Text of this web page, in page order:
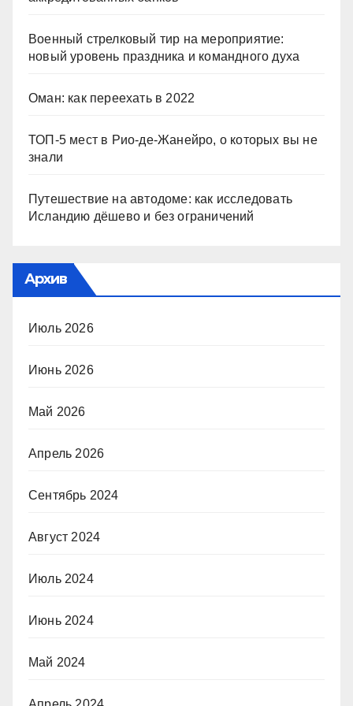
Военный стрелковый тир на мероприятие:
новый уровень праздника и командного духа
Оман: как переехать в 2022
ТОП-5 мест в Рио-де-Жанейро, о которых вы не
знали
Путешествие на автодоме: как исследовать
Исландию дёшево и без ограничений
Архив
Июль 2026
Июнь 2026
Май 2026
Апрель 2026
Сентябрь 2024
Август 2024
Июль 2024
Июнь 2024
Май 2024